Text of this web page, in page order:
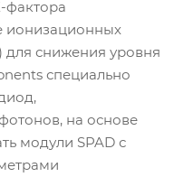
фактора
ионизационных
для снижения уровня
специально
на основе
модули SPAD с